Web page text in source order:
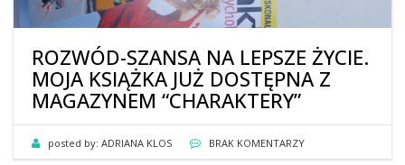
ROZWÓD-SZANSA NA LEPSZE ŻYCIE.
MOJA KSIĄŻKA JUŻ DOSTĘPNA Z
MAGAZYNEM “CHARAKTERY”
posted by: ADRIANA KLOS BRAK KOMENTARZY